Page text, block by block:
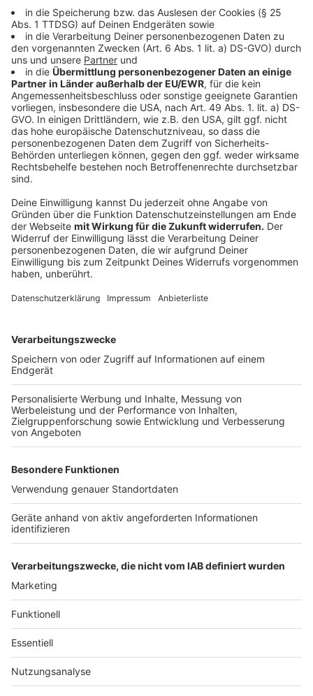
Anzeige
Ein nachhaltiges Hotel könne man schon an der
Architektur und Bauweise erkennen, sagt Müther.
"Wichtig ist, dass lokale, umweltfreundliche
Baumaterialien genutzt werden. Oder auch
Einrichtungsgegenstände, die vielleicht zusammen mit
lokalen Handwerkern und Designern entworfen und
eingebaut worden sind. In der Gartenanlage kann man
schon sehen, ob beispielsweise einheimische Pflanzen
angelegt wurden. Auch die Frage, wie mit Wasser
umgegangen wird, sollte man sich stellen." Und auch im
Hotelzimmer kann man erkennen, ob meinem Hotel
Umweltschutz wichtig ist. "Das Handtuch sollte nicht
unbedingt jeden Tag gewechselt werden. Da wird
Reiseexperte. Daneben gebe es auch andere Punkte
oder aber, wie viel Wasser durch die Toilettenspülung
beziehungsweise die Dusche fließt.
Trotzdem sind Klimaanlagen, Pools, Spa-Bereiche
richtige CO2-Schlucker. "Aber auch hier geht es
nachhaltiger", bestätigt Müther. "Zum Beispiel, wenn
das Hotel eine eigene Wasser-
Wiederaufbereitungsanlage hat oder das Hotel darauf
achtet, dass man in Sachen Beleuchtung
erneuerbare Energien setzt." Mit Natur-Pools könnte
man die mit Chlor befüllten Hotelpools in Sachen CO2
ersetzen lassen.
Autoren: Nina Tenhaef und Joachim Schultheis
Anzeige